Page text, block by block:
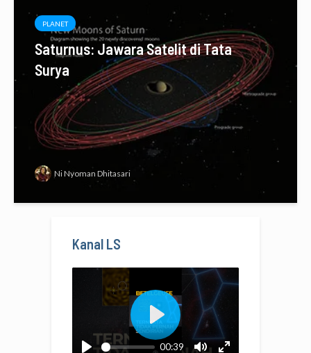
PLANET
Saturnus: Jawara Satelit di Tata
Surya
Ni Nyoman Dhitasari
Kanal LS